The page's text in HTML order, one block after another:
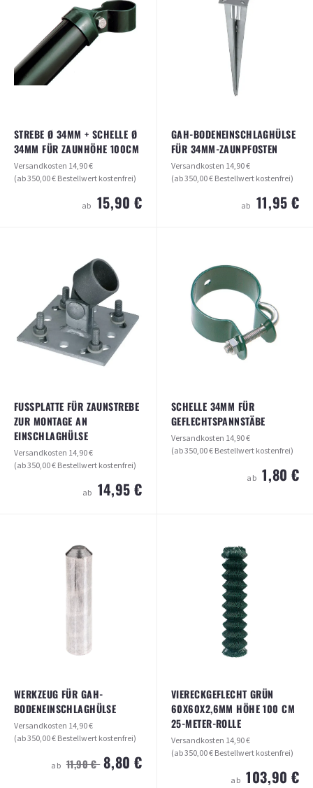
14,90 €
(ab 350,00 € Bestellwert kostenfrei)
ab 54,90 €
ARTIKEL ANSEHEN
(ab 350,00 € Bestellwert kostenfrei)
ab
ARTIKEL ANSEHEN
STREBE Ø 34MM + SCHELLE Ø
34MM FÜR ZAUNHÖHE 100CM
Versandkosten 14,90 €
(ab 350,00 € Bestellwert kostenfrei)
ab 15,90 €
14,90 €
(ab 350,00 € Bestellwert kostenfrei)
ab 15,90 €
ARTIKEL ANSEHEN
GAH-BODENEINSCHLAGHÜLSE
FÜR 34MM-ZAUNPFOSTEN
Versandkosten 14,90 €
(ab 350,00 € Bestellwert kostenfrei)
ab 11,95 €
Versandkosten14,90 €
(ab 350,00 € Bestellwert kostenfrei)
11,95 €
ARTIKEL ANSEHEN
FUSSPLATTE FÜR ZAUNSTREBE Z
UR MONTAGE AN E
INSCHLAGHÜLSE
Versandkosten 14,90 €
(ab 350,00 € Bestellwert kostenfrei)
ab 14,95 €
Versandkosten14,90 €
(ab 350,00 € Bestellwert kostenfrei)
ab
SCHELLE 34MM FÜR
GEFLECHTSPANNSTÄBE
Versandkosten 14,90 €
(ab 350,00 € Bestellwert kostenfrei)
ab 1,80 €
Versandkosten14,90 €
(ab 350,00 € Bestellwert kostenfrei)
ab
ARTIKEL ANSEHEN
WERKZEUG FÜR GAH-
BODENEINSCHLAGHÜLSE
Versandkosten 14,90 €
(ab 350,00 € Bestellwert kostenfrei)
ab 11,90 € 8,80 €
VIERECKGEFLECHT GRÜN
60X60X2,6MM HÖHE 100 CM
25-METER-ROLLE
Versandkosten 14,90 €
(ab 350,00 € Bestellwert kostenfrei)
ab 103,90 €